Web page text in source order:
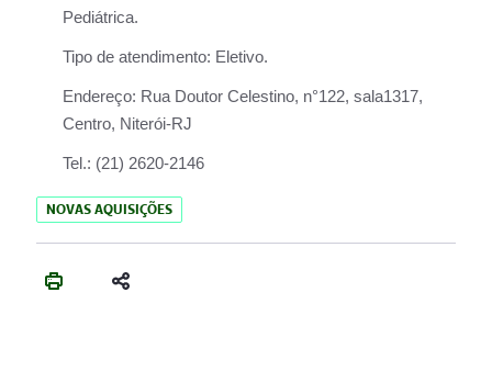
Pediátrica.
Tipo de atendimento: Eletivo.
Endereço: Rua Doutor Celestino, n°122, sala1317,
Centro, Niterói-RJ
Tel.: (21) 2620-2146
NOVAS AQUISIÇÕES